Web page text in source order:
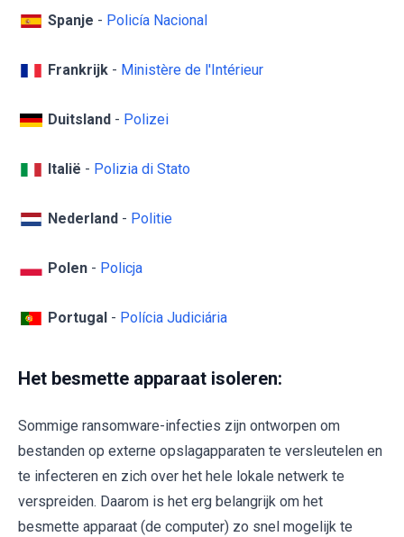
Spanje - Policía Nacional
Frankrijk - Ministère de l'Intérieur
Duitsland - Polizei
Italië - Polizia di Stato
Nederland - Politie
Polen - Policja
Portugal - Polícia Judiciária
Het besmette apparaat isoleren:
Sommige ransomware-infecties zijn ontworpen om
bestanden op externe opslagapparaten te versleutelen en
te infecteren en zich over het hele lokale netwerk te
verspreiden. Daarom is het erg belangrijk om het
besmette apparaat (de computer) zo snel mogelijk te